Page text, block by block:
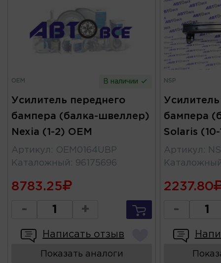
OEM В наличии
Усилитель переднего
бампера (балка-швеллер)
Nexia (1-2) OEM
Артикул : OEM0164UBP
Каталожный : 96175696
8783.25
- +
Написать отзыв
Показать аналоги
NSP
бампера
Solaris (10-
Артикул :
2237.80
-